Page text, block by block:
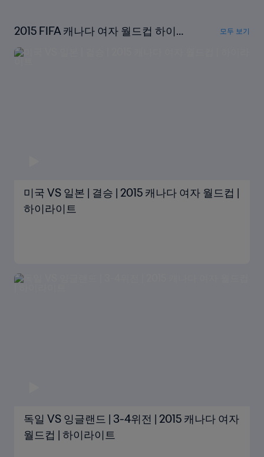
2015 FIFA 캐나다 여자 월드컵 하이라
이트
모두 보기
미국 VS 일본 | 결승 | 2015 캐나다 여자 월드컵 |
하이라이트
독일 VS 잉글랜드 | 3-4위전 | 2015 캐나다 여자
월드컵 | 하이라이트